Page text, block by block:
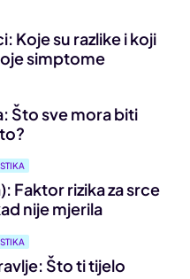
Koje su razlike i koji
simptome
Što sve mora biti
Faktor rizika za srce
nije mjerila
Što ti tijelo